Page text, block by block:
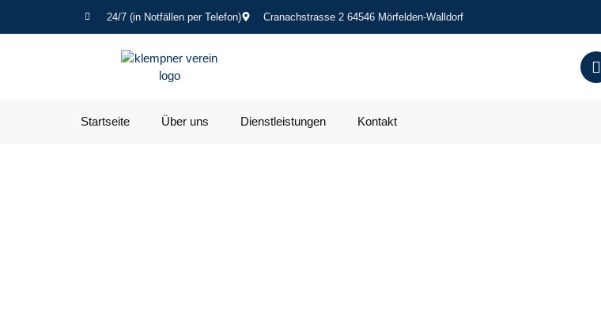
24/7 (in Notfällen per Telefon) Cranachstrasse 2 64546 Mörfelden-Walldorf
Startseite Über uns Dienstleistungen Kontakt